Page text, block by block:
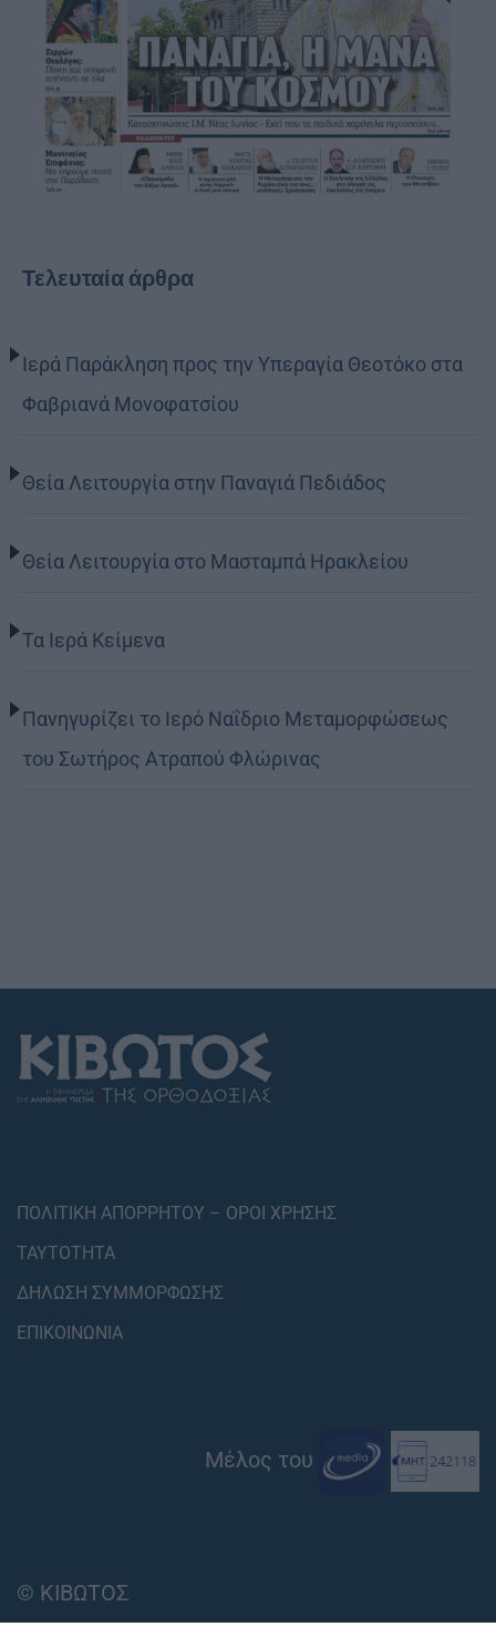
Τελευταία άρθρα
Ιερά Παράκληση προς την Υπεραγία Θεοτόκο στα
Φαβριανά Μονοφατσίου
Θεία Λειτουργία στην Παναγιά Πεδιάδος
Θεία Λειτουργία στο Μασταμπά Ηρακλείου
Τα Ιερά Κείμενα
Πανηγυρίζει το Ιερό Ναΐδριο Μεταμορφώσεως
του Σωτήρος Ατραπού Φλώρινας
ΠΟΛΙΤΙΚΗ ΑΠΟΡΡΗΤΟΥ – ΟΡΟΙ ΧΡΗΣΗΣ
ΤΑΥΤΟΤΗΤΑ
ΔΗΛΩΣΗ ΣΥΜΜΟΡΦΩΣΗΣ
ΕΠΙΚΟΙΝΩΝΙΑ
Μέλος του
© ΚΙΒΩΤΟΣ